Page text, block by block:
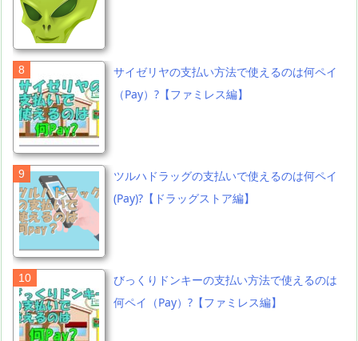
サイゼリヤの支払い方法で使えるのは何ペイ
（Pay）?【ファミレス編】
ツルハドラッグの支払いで使えるのは何ペイ
(Pay)?【ドラッグストア編】
びっくりドンキーの支払い方法で使えるのは
何ペイ（Pay）?【ファミレス編】